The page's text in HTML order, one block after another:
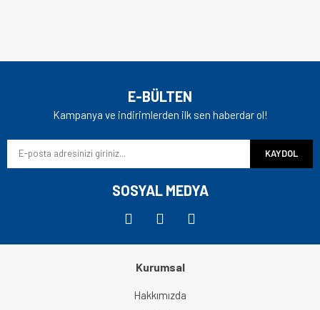
Ürün resmi kalitesiz, bozuk veya görüntülenemiyor.
Ürün açıklamasında eksik bilgiler bulunuyor.
Ürün fiyatı diğer sitelerden daha pahalı.
E-BÜLTEN
Kampanya ve indirimlerden ilk sen haberdar ol!
KAYDOL
SOSYAL MEDYA
Kurumsal
Hakkımızda